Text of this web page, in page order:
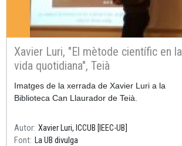
Xavier Luri, "El mètode científic en la
vida quotidiana", Teià
Imatges de la xerrada de Xavier Luri a la
Biblioteca Can Llaurador de Teià.
Autor Xavier Luri, ICCUB [IEEC-UB]
Font La UB divulga